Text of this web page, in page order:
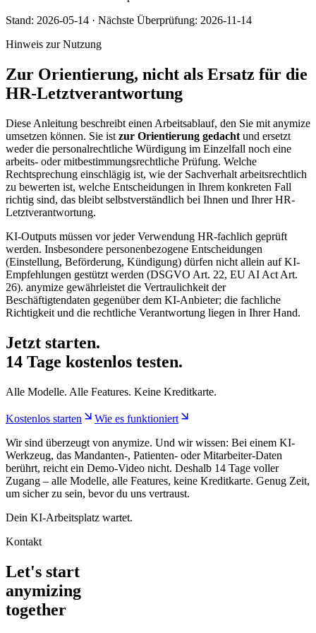
Stand: 2026-05-14 · Nächste Überprüfung: 2026-11-14
Hinweis zur Nutzung
Zur Orientierung, nicht als Ersatz für die
HR-Letztverantwortung
Diese Anleitung beschreibt einen Arbeitsablauf, den Sie mit anymize
umsetzen können. Sie ist zur Orientierung gedacht und ersetzt
weder die personalrechtliche Würdigung im Einzelfall noch eine
arbeits- oder mitbestimmungsrechtliche Prüfung. Welche
Rechtsprechung einschlägig ist, wie der Sachverhalt arbeitsrechtlich
zu bewerten ist, welche Entscheidungen in Ihrem konkreten Fall
richtig sind, das bleibt selbstverständlich bei Ihnen und Ihrer HR-
Letztverantwortung.
KI-Outputs müssen vor jeder Verwendung HR-fachlich geprüft
werden. Insbesondere personenbezogene Entscheidungen
(Einstellung, Beförderung, Kündigung) dürfen nicht allein auf KI-
Empfehlungen gestützt werden (DSGVO Art. 22, EU AI Act Art.
26). anymize gewährleistet die Vertraulichkeit der
Beschäftigtendaten gegenüber dem KI-Anbieter; die fachliche
Richtigkeit und die rechtliche Verantwortung liegen in Ihrer Hand.
Jetzt starten.
14 Tage kostenlos testen.
Alle Modelle. Alle Features. Keine Kreditkarte.
Kostenlos starten
Wie es funktioniert
Wir sind überzeugt von anymize. Und wir wissen: Bei einem KI-
Werkzeug, das Mandanten-, Patienten- oder Mitarbeiter-Daten
berührt, reicht ein Demo-Video nicht. Deshalb 14 Tage voller
Zugang – alle Modelle, alle Features, keine Kreditkarte. Genug Zeit,
um sicher zu sein, bevor du uns vertraust.
Dein KI-Arbeitsplatz wartet.
Kontakt
Let's start
anymizing
together